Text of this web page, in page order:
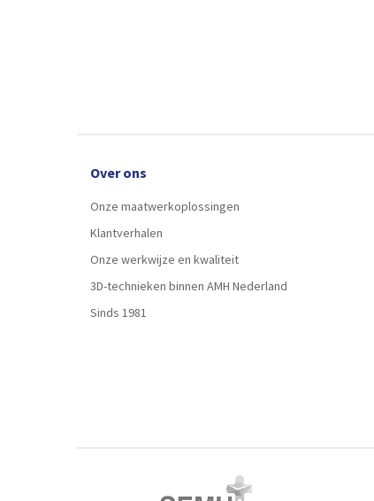
Over ons
Onze maatwerkoplossingen
Klantverhalen
Onze werkwijze en kwaliteit
3D-technieken binnen AMH Nederland
Sinds 1981